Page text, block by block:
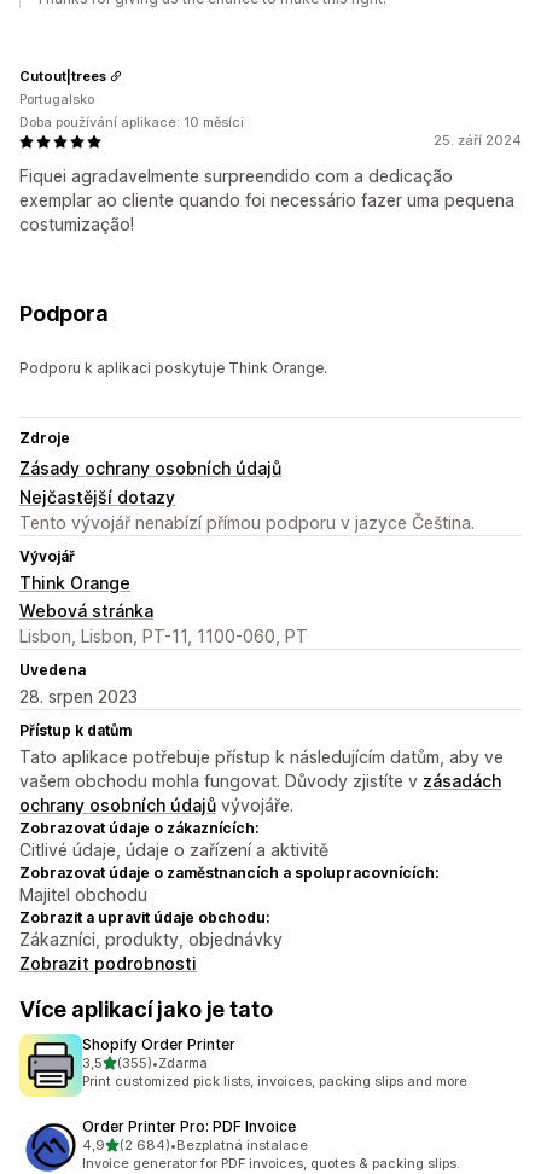
25. září 2024
Fiquei agradavelmente surpreendido com a dedicação
exemplar ao cliente quando foi necessário fazer uma pequena
costumização!
Cutout|trees
Portugalsko
Doba používání aplikace: 10 měsíci
Podpora
Podporu k aplikaci poskytuje Think Orange.
Zdroje
Zásady ochrany osobních údajů
Nejčastější dotazy
Tento vývojář nenabízí přímou podporu v jazyce Čeština.
Vývojář
Think Orange
Webová stránka
Lisbon, Lisbon, PT-11, 1100-060, PT
Uvedena
28. srpen 2023
Přístup k datům
Tato aplikace potřebuje přístup k následujícím datům, aby ve
vašem obchodu mohla fungovat. Důvody zjistíte v zásadách
ochrany osobních údajů vývojáře.
Zobrazovat údaje o zákaznících:
Citlivé údaje, údaje o zařízení a aktivitě
Zobrazovat údaje o zaměstnancích a spolupracovnících:
Majitel obchodu
Zobrazit a upravit údaje obchodu:
Zákazníci, produkty, objednávky
Zobrazit podrobnosti
Více aplikací jako je tato
Shopify Order Printer
3,5z 5 hvězd
(355)
Celkový počet recenzí: 355
•Zdarma
Print customized pick lists, invoices, packing slips and more
Order Printer Pro: PDF Invoice
4,9z 5 hvězd
(2 684)
Celkový počet recenzí: 2684
•Bezplatná instalace
Invoice generator for PDF invoices, quotes & packing slips.